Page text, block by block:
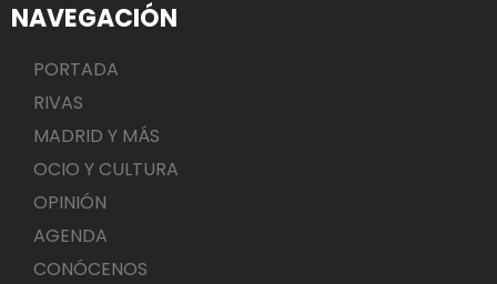
NAVEGACIÓN
PORTADA
RIVAS
MADRID Y MÁS
OCIO Y CULTURA
OPINIÓN
AGENDA
CONÓCENOS